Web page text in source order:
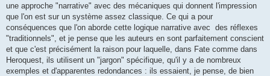
une approche "narrative" avec des mécaniques qui donnent l'impression
que l'on est sur un système assez classique. Ce qui a pour
conséquences que l'on aborde cette logique narrative avec des réflexes
"traditionnels", et je pense que les auteurs en sont parfaitement conscient
et que c'est précisément la raison pour laquelle, dans Fate comme dans
Heroquest, ils utilisent un "jargon" spécifique, qu'il y a de nombreux
exemples et d'apparentes redondances : ils essaient, je pense, de bien